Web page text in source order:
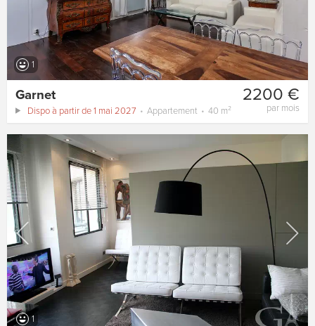
1
2200 €
par mois
Garnet
Dispo à partir de 1 mai 2027 Appartement 40 m²
1